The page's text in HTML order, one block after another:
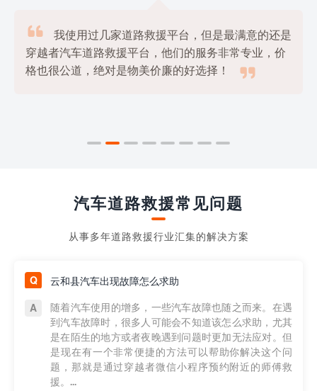

我使用过几家道路救援平台，但是最满意的还是
穿越者汽车道路救援平台，他们的服务非常专业，价
格也很公道，绝对是物美价廉的好选择！

汽车道路救援常见问题
从事多年道路救援行业汇集的解决方案
云和县汽车出现故障怎么求助
随着汽车使用的增多，一些汽车故障也随之而来。在遇
到汽车故障时，很多人可能会不知道该怎么求助，尤其
是在陌生的地方或者夜晚遇到问题时更加无法应对。但
是现在有一个非常便捷的方法可以帮助你解决这个问
题，那就是通过穿越者微信小程序预约附近的师傅救
援。...